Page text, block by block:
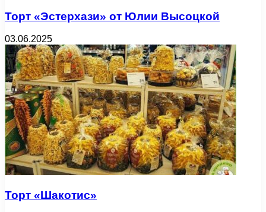
Торт «Эстерхази» от Юлии Высоцкой
03.06.2025
Торт «Шакотис»